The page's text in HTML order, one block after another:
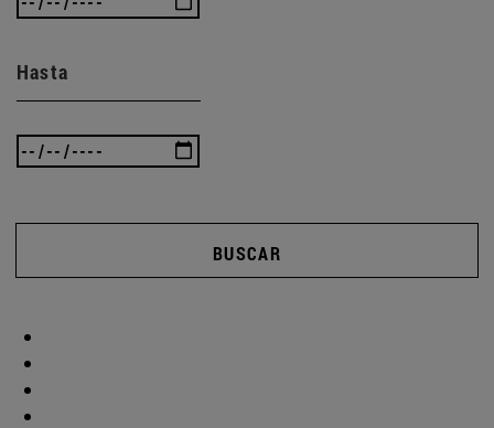
Hasta
BUSCAR